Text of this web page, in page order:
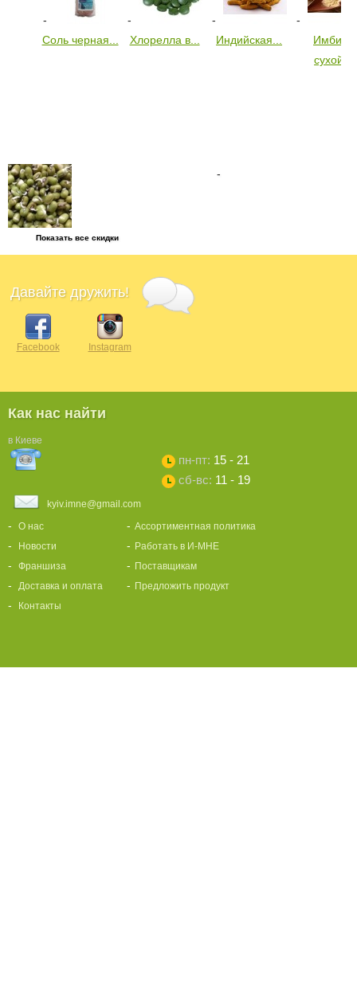
Соль черная... Хлорелла в... Индийская...
Имбирь
сухой...
Показать все скидки
Давайте дружить!
Facebook Instagram
Как нас найти
в Киеве
пн-пт: 15 - 21
сб-вс: 11 - 19
kyiv.imne@gmail.com
О нас
Новости
Франшиза
Доставка и оплата
Контакты
Ассортиментная политика
Работать в И-МНЕ
Поставщикам
Предложить продукт